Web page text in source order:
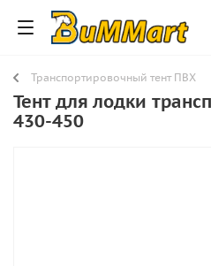
Транспортировочный тент ПВХ
Тент для лодки
430-450